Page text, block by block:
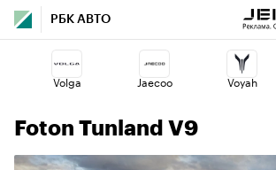
РБК АВТО
Volga Jaecoo Voyah
Foton Tunland V9